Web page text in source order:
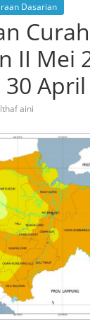
Dasarian
II Mei
April
aini